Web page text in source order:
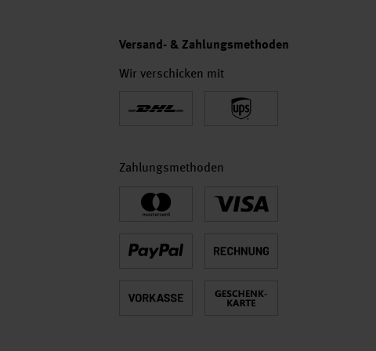
Versand- & Zahlungsmethoden
Wir verschicken mit
Zahlungsmethoden